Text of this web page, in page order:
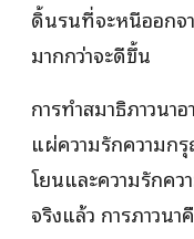
ดิ้นรนที่จะหนีออกจ
มากกว่าจะดีขึ้น
การทำสมาธิภาวน
แผ่ความรักความก
โยนและความรักคว
จริงแล้ว การภาวน